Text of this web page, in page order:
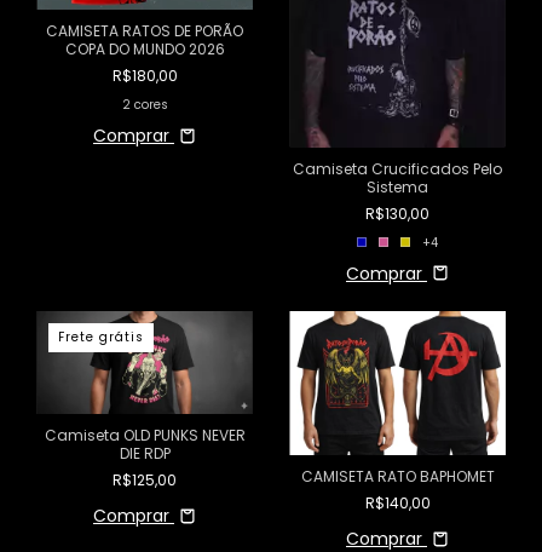
CAMISETA RATOS DE PORÃO
COPA DO MUNDO 2026
R$180,00
2 cores
Comprar
Camiseta Crucificados Pelo
Sistema
R$130,00
+4
Comprar
Frete grátis
Camiseta OLD PUNKS NEVER
DIE RDP
R$125,00
Comprar
CAMISETA RATO BAPHOMET
R$140,00
Comprar